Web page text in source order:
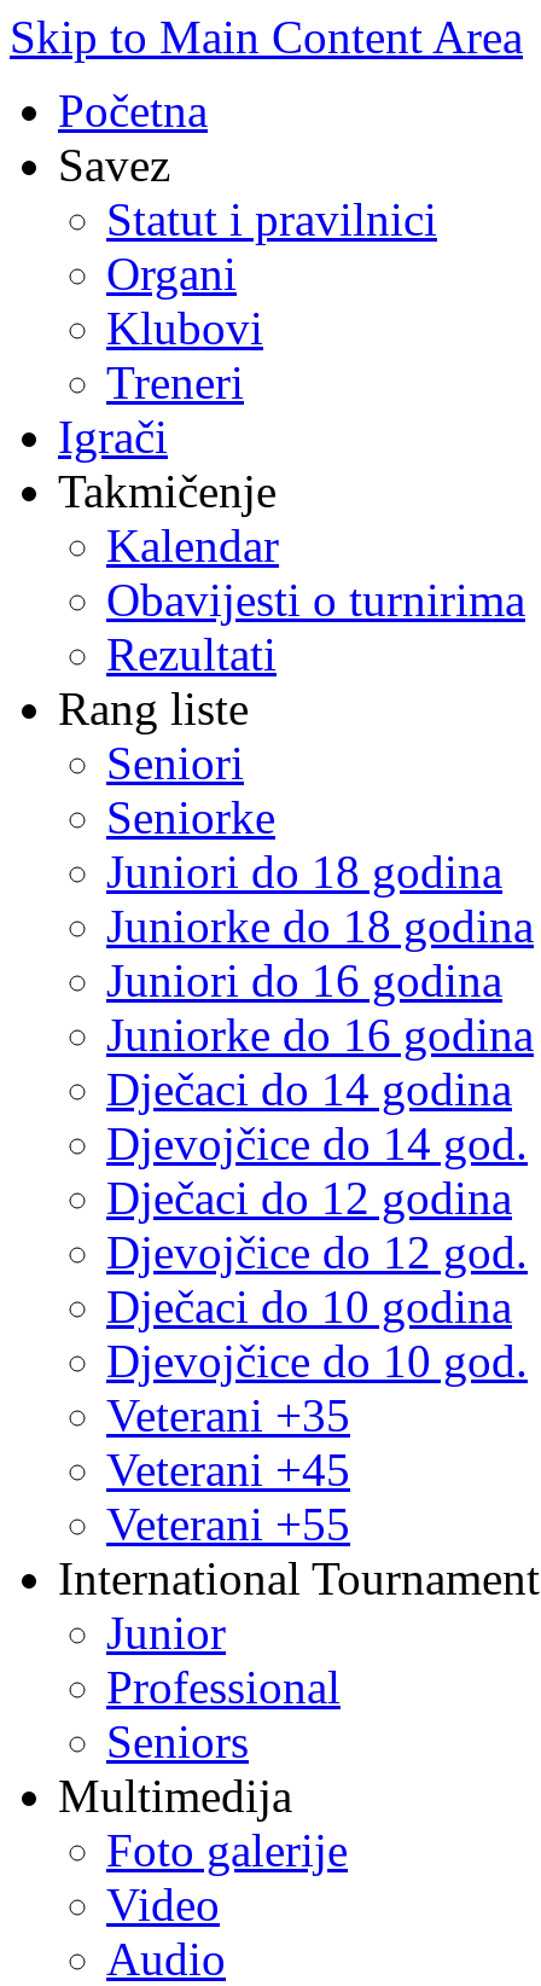
Skip to Main Content Area
Početna
Savez
Statut i pravilnici
Organi
Klubovi
Treneri
Igrači
Takmičenje
Kalendar
Obavijesti o turnirima
Rezultati
Rang liste
Seniori
Seniorke
Juniori do 18 godina
Juniorke do 18 godina
Juniori do 16 godina
Juniorke do 16 godina
Dječaci do 14 godina
Djevojčice do 14 god.
Dječaci do 12 godina
Djevojčice do 12 god.
Dječaci do 10 godina
Djevojčice do 10 god.
Veterani +35
Veterani +45
Veterani +55
International
Junior
Professional
Seniors
Multimedija
Foto galerije
Video
Audio